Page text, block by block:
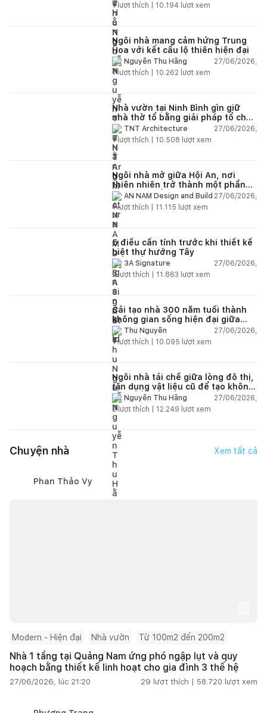
1lượt thích | 10.194 lượt xem
Ngôi nhà mang cảm hứng Trung
Hoa với kết cấu lộ thiên hiện đại
Nguyễn Thu Hằng
27/06/2026,
1lượt thích | 10.262 lượt xem
Nhà vườn tại Ninh Bình gìn giữ
nhà thờ tổ bằng giải pháp tổ chức
lại không gian
TNT Architecture
27/06/2026,
1lượt thích | 10.508 lượt xem
Ngôi nhà mở giữa Hội An, nơi
thiên nhiên trở thành một phần
của cuộc sống
AN NAM Design and Build 27/06/2026,
1lượt thích | 11.115 lượt xem
5 điều cần tính trước khi thiết kế
biệt thự hướng Tây
3A Signature
27/06/2026,
2lượt thích | 11.863 lượt xem
Cải tạo nhà 300 năm tuổi thành
không gian sống hiện đại giữa
thiên nhiên
Thu Nguyễn
27/06/2026,
1lượt thích | 10.095 lượt xem
Ngôi nhà tái chế giữa lòng đô thị,
tận dụng vật liệu cũ để tạo không
gian sống linh hoạt
Nguyễn Thu Hằng
27/06/2026,
2lượt thích | 12.249 lượt xem
Chuyện nhà Xem tất cả
Phan Thảo Vy
Modern - Hiện đại Nhà vườn Từ 100m2 đến 200m2
Nhà 1 tầng tại Quảng Nam ứng phó ngập lụt và quy
hoạch bằng thiết kế linh hoạt cho gia đình 3 thế hệ
27/06/2026, lúc 21:20 29 lượt thích | 58.720 lượt xem